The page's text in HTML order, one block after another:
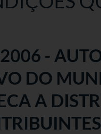
-
DO
A